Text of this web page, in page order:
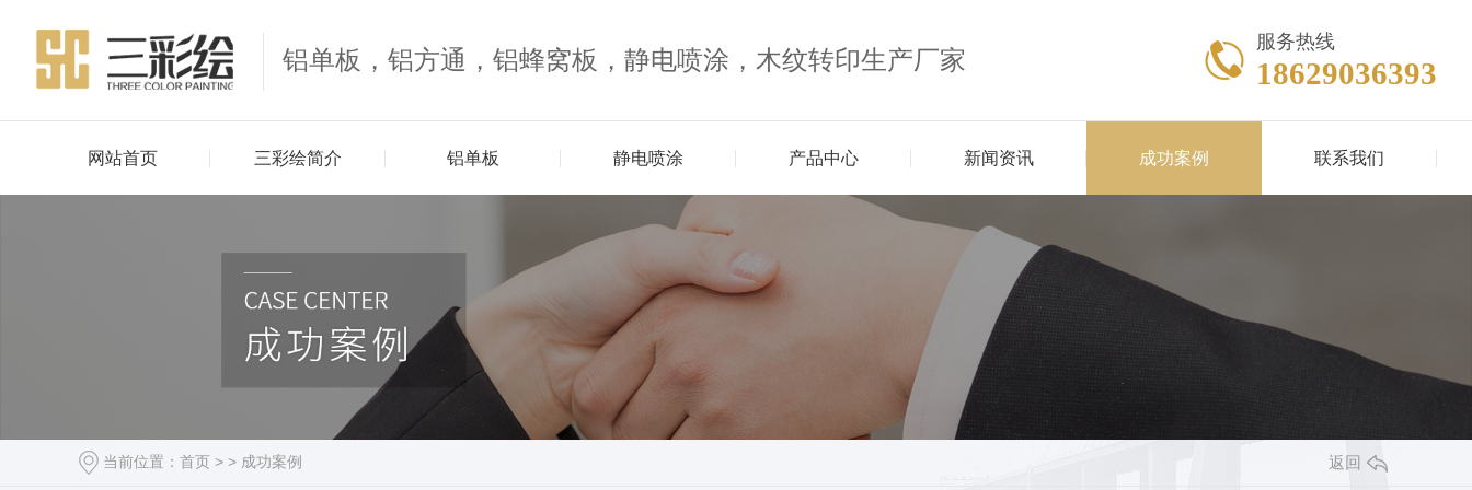
铝单板，铝方通，铝蜂窝板，静电喷涂，木纹转印生产厂家
服务热线
18629036393
网站首页 三彩绘简介 铝单板 静电喷涂 产品中心 新闻资讯 成功案例 联系我们
当前位置： 首页 > > 成功案例 返回